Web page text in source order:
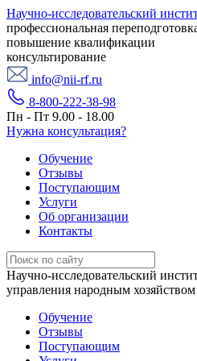
Научно-исследовательский
профессиональная
повышение квалификации
консультирование
info@nii-rf.ru
8-800-222-38-98
Пн - Пт 9.00 - 18.00
Нужна консультация?
Обучение
Отзывы
Поступающим
Услуги
Об организации
Контакты
Научно-исследовательский
управления народным хозяйством
Обучение
Отзывы
Поступающим